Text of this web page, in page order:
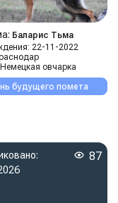
Баларис Тьма
22-11-2022
Немецкая овчарка
будущего помета
87